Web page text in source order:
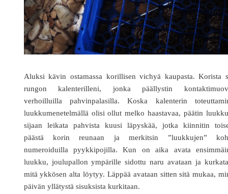
Aluksi kävin ostamassa korillisen vichyä kaupasta. Korista
rungon kalenterilleni, jonka päällystin
verhoilluilla pahvinpalasilla. Koska kalenterin
luukkumenetelmällä olisi ollut melko haastavaa, päätin
sijaan leikata pahvista kuusi läpyskää, jotka kiinnitin
päästä korin reunaan ja merkitsin ”luukkujen”
numeroiduilla pyykkipojilla. Kun on aika avata
luukku, joulupallon ympärille sidottu naru avataan ja
mitä ykkösen alta löytyy. Läppää avataan sitten sitä mukaa,
päivän yllätystä sisuksista kurkitaan.